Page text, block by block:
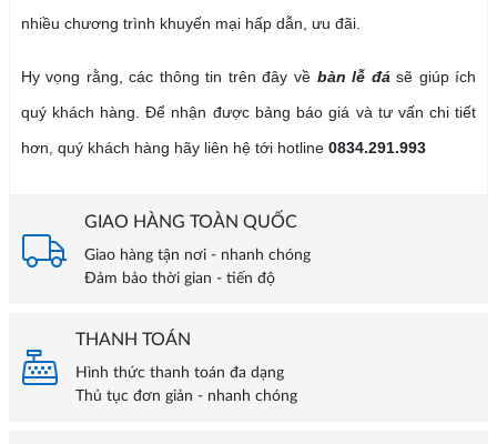
nhiều chương trình khuyến mại hấp dẫn, ưu đãi.
Hy vọng rằng, các thông tin trên đây về bàn lễ đásẽ giúp ích
quý khách hàng. Để nhận được bảng báo giá và tư vấn chi tiết
hơn, quý khách hàng hãy liên hệ tới hotline 0834.291.993
GIAO HÀNG TOÀN QUỐC
Giao hàng tận nơi - nhanh chóng
Đảm bảo thời gian - tiến độ
THANH TOÁN
Hình thức thanh toán đa dạng
Thủ tục đơn giản - nhanh chóng